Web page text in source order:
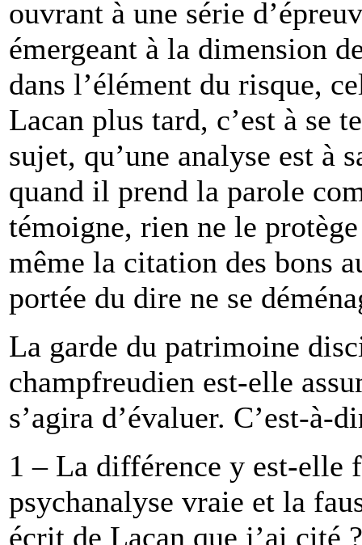
ouvrant à une série
émergeant à la dimension
dans l’élément du risque,
Lacan plus tard, c’est à se
sujet, qu’une analyse est à
quand il prend la parole
témoigne, rien ne le
même la citation des bons
portée du dire ne se
La garde du patrimoine
champfreudien est-elle
s’agira d’évaluer. C’est-à-
1 – La différence y est-elle
psychanalyse vraie et la
écrit de Lacan que j’ai cité ?